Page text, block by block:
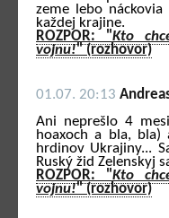
zeme lebo
každej krajine.
ROZPOR: "Kto
vojnu!" (rozhovor)
01.07. 20:13
Ani neprešlo 4
hoaxoch a bla,
hrdinov Ukrajiny...
Ruský žid Zelenskyj
ROZPOR: "Kto
vojnu!" (rozhovor)